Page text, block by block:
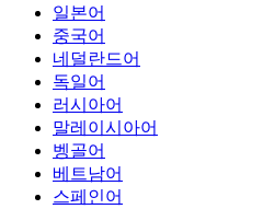
일본어
중국어
네덜란드어
독일어
러시아어
말레이시아어
벵골어
베트남어
스페인어